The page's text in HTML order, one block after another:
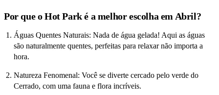
Por que o Hot Park é a melhor escolha em Abril?
Águas Quentes Naturais: Nada de água gelada! Aqui as águas
são naturalmente quentes, perfeitas para relaxar não importa a
hora.
Natureza Fenomenal: Você se diverte cercado pelo verde do
Cerrado, com uma fauna e flora incríveis.